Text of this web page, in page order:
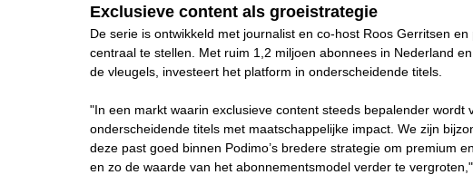
Exclusieve content als groeistrategie
De serie is ontwikkeld met journalist en co-host Roos Gerritsen
centraal te stellen. Met ruim 1,2 miljoen abonnees in Nederland
de vleugels, investeert het platform in onderscheidende titels.
"In een markt waarin exclusieve content steeds bepalender
onderscheidende titels met maatschappelijke impact. We zijn
deze past goed binnen Podimo’s bredere strategie om premium
en zo de waarde van het abonnementsmodel verder te